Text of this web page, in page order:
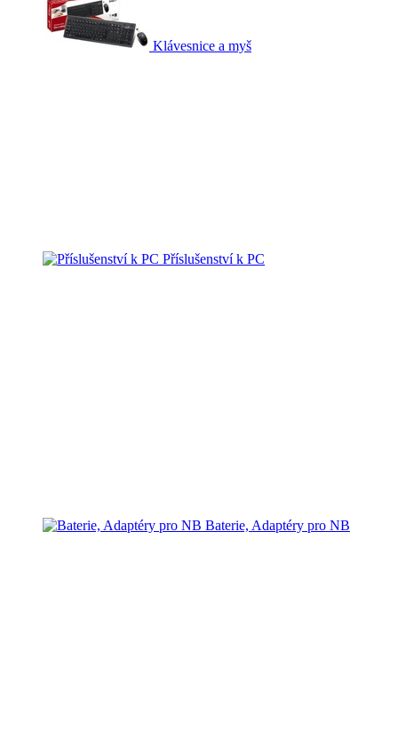
Klávesnice a myš
Příslušenství k PC
Baterie, Adaptéry pro NB